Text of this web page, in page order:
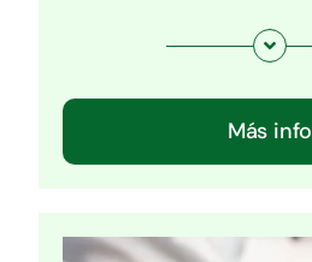
Más info